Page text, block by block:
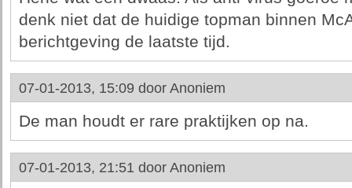
denk niet dat de huidige topman binnen
berichtgeving de laatste tijd.
07-01-2013, 15:09 door Anoniem
De man houdt er rare praktijken op na.
07-01-2013, 21:51 door Anoniem